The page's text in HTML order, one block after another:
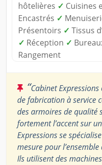
hôtelières ✓ Cuisines
Encastrés ✓
Présentoirs ✓ Tissus
✓ Réception ✓
Rangement
“Cabinet
de fabrication à service
des armoires de qualité
fortement l’accent sur
Expressions se
mesure pour
Ils utilisent des